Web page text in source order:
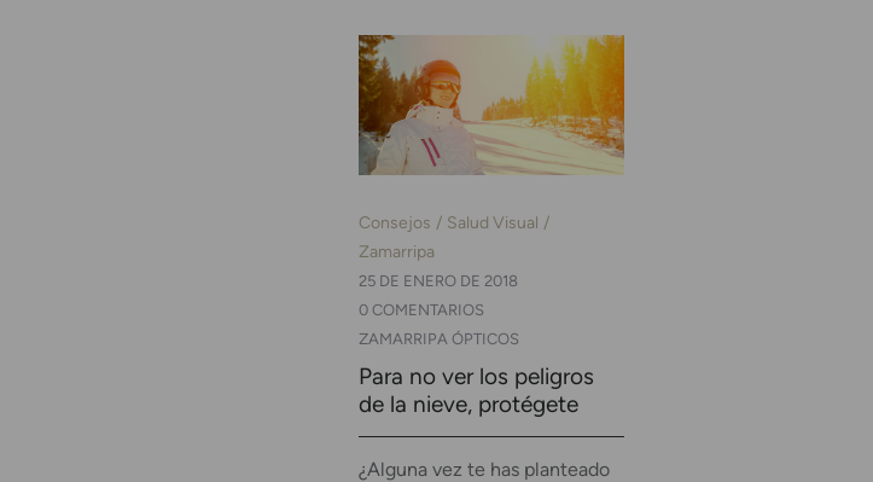
Consejos
Salud Visual
Zamarripa
25 DE ENERO DE 2018
0 COMENTARIOS
ZAMARRIPA ÓPTICOS
Para no ver los peligros
de la nieve, protégete
¿Alguna vez te has planteado